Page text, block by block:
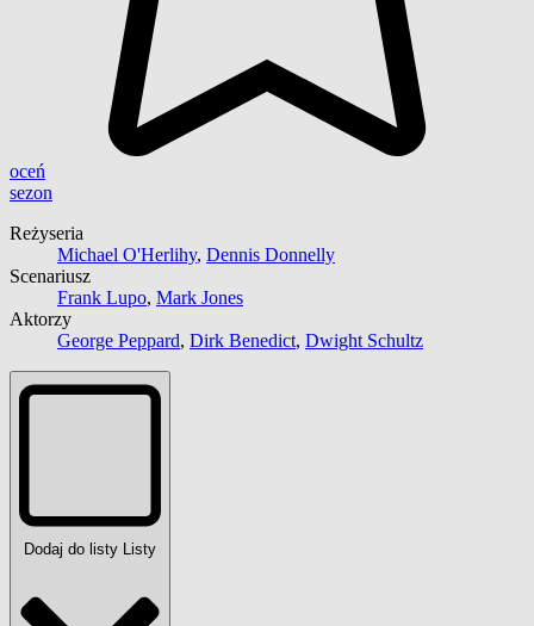
oceń
sezon
Reżyseria
Michael O'Herlihy, Dennis Donnelly
Scenariusz
Frank Lupo, Mark Jones
Aktorzy
George Peppard, Dirk Benedict, Dwight Schultz
Dodaj do listy Listy